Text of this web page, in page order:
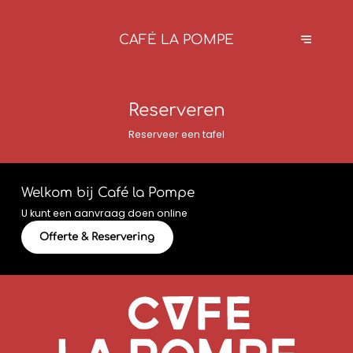
CAFÉ LA POMPE
Reserveren
Reserveer een tafel
Welkom bij Café la Pompe
U kunt een aanvraag doen online
Offerte & Reservering